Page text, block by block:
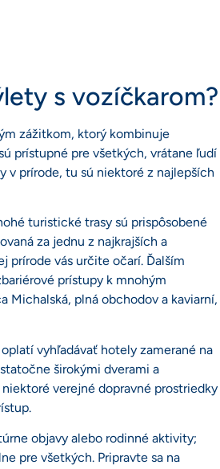
s vozíčkarom?
zážitkom, ktorý kombinuje
prístupné pre všetkých, vrátane ľudí
v prírode, tu sú niektoré z najlepších
turistické trasy sú prispôsobené
za jednu z najkrajších a
prírode vás určite očarí. Ďalším
prístupy k mnohým
Michalská, plná obchodov a kaviarní,
vyhľadávať hotely zamerané na
širokými dverami a
niektoré verejné dopravné prostriedky
objavy alebo rodinné aktivity;
pre všetkých. Pripravte sa na